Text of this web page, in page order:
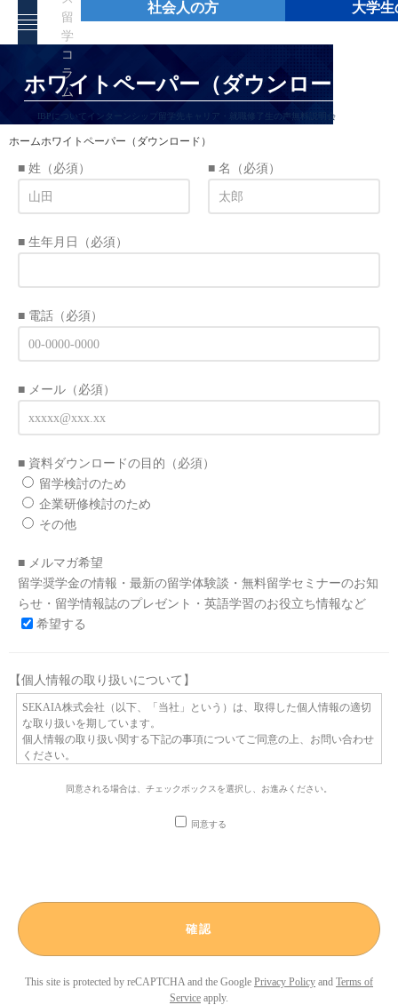
留
学
コ
ラ
ム
社会人の方 大学生
IBPについて インターンシップ 留学先 キャリア・就職 修了生の声 無料説明会
ホワイトペーパー（ダウンロード）
ホームホワイトペーパー（ダウンロード）
■ 姓 （必須） ■ 名 （必須）
■ 生年月日 （必須）
■ 電話 （必須）
■ メール （必須）
■ 資料ダウンロードの目的 （必須）
留学検討のため
企業研修検討のため
その他
■ メルマガ希望
留学奨学金の情報・最新の留学体験談・無料留学セミナーのお知
らせ・留学情報誌のプレゼント・英語学習のお役立ち情報など
希望する
【個人情報の取り扱いについて】
SEKAIA株式会社（以下、「当社」という）は、取得した個人情報の適切
な取り扱いを期しています。
個人情報の取り扱い関する下記の事項についてご同意の上、お問い合わせ
ください。
１）個人情報を利用する目的
(2) 留学情報に関わるダイレクトメールやメールマガジンの送付
取得した個人情報は、第三者に提供することはありません。
当社は、個人情報取扱い業務の一部または全部を外部委託することがあり
適切な管理・監督を行ないます。
同意される場合は、チェックボックスを選択し、お進みください。
同意する
This site is protected by reCAPTCHA and the Google Privacy Policy and Terms of
Service apply.